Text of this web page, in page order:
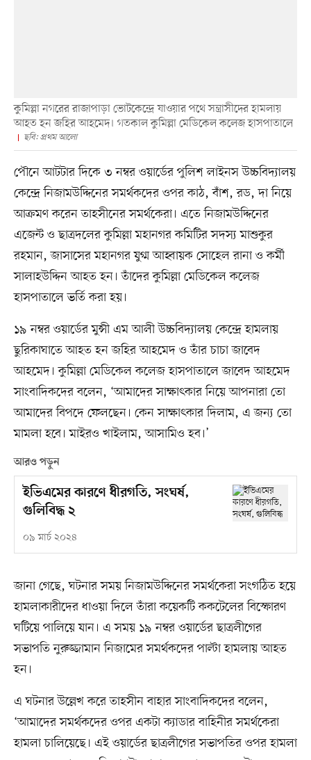
কুমিল্লা নগরের রাজাপাড়া ভোটকেন্দ্রে যাওয়ার পথে সন্ত্রাসীদের হামলায়
আহত হন জহির আহমেদ। গতকাল কুমিল্লা মেডিকেল কলেজ হাসপাতালে
ছবি: প্রথম আলো
পৌনে আটটার দিকে ৩ নম্বর ওয়ার্ডের পুলিশ লাইনস উচ্চবিদ্যালয়
কেন্দ্রে নিজামউদ্দিনের সমর্থকদের ওপর কাঠ, বাঁশ, রড, দা নিয়ে
আক্রমণ করেন তাহসীনের সমর্থকেরা। এতে নিজামউদ্দিনের
এজেন্ট ও ছাত্রদলের কুমিল্লা মহানগর কমিটির সদস্য মাশুকুর
রহমান, জাসাসের মহানগর যুগ্ম আহ্বায়ক সোহেল রানা ও কর্মী
সালাহউদ্দিন আহত হন। তাঁদের কুমিল্লা মেডিকেল কলেজ
হাসপাতালে ভর্তি করা হয়।
১৯ নম্বর ওয়ার্ডের মুন্সী এম আলী উচ্চবিদ্যালয় কেন্দ্রে হামলায়
ছুরিকাঘাতে আহত হন জহির আহমেদ ও তাঁর চাচা জাবেদ
আহমেদ। কুমিল্লা মেডিকেল কলেজ হাসপাতালে জাবেদ আহমেদ
সাংবাদিকদের বলেন, ‘আমাদের সাক্ষাৎকার নিয়ে আপনারা তো
আমাদের বিপদে ফেলছেন। কেন সাক্ষাৎকার দিলাম, এ জন্য তো
মামলা হবে। মাইরও খাইলাম, আসামিও হব।’
আরও পড়ুন
ইভিএমের কারণে ধীরগতি, সংঘর্ষ,
গুলিবিদ্ধ ২
০৯ মার্চ ২০২৪
জানা গেছে, ঘটনার সময় নিজামউদ্দিনের সমর্থকেরা সংগঠিত হয়ে
হামলাকারীদের ধাওয়া দিলে তাঁরা কয়েকটি ককটেলের বিস্ফোরণ
ঘটিয়ে পালিয়ে যান। এ সময় ১৯ নম্বর ওয়ার্ডের ছাত্রলীগের
সভাপতি নুরুজ্জামান নিজামের সমর্থকদের পাল্টা হামলায় আহত
হন।
এ ঘটনার উল্লেখ করে তাহসীন বাহার সাংবাদিকদের বলেন,
‘আমাদের সমর্থকদের ওপর একটা ক্যাডার বাহিনীর সমর্থকেরা
হামলা চালিয়েছে। এই ওয়ার্ডের ছাত্রলীগের সভাপতির ওপর হামলা